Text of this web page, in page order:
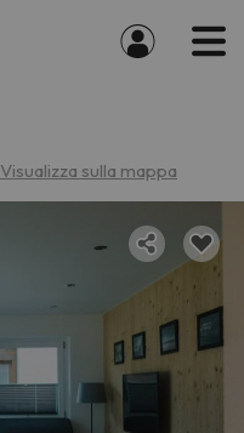
Visualizza sulla mappa